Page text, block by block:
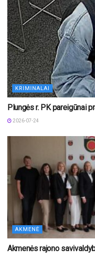
KRIMINALAI
Plungės r. PK pareigūnai
2026-07-24
AKMENĖ
Akmenės rajono